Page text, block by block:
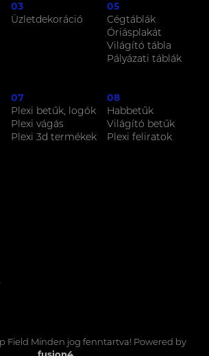
03
Üzletdekoráció
05
Cégtáblák
Óriásplakát
Világító tábla
Pályázati táblák
07
Plexi betűk, logók
Plexi vágás
Plexi 3d termékek
08
Habbetűk
Világító betűk
Plexi feliratok
Field Minden jog fenntartva! Powered by